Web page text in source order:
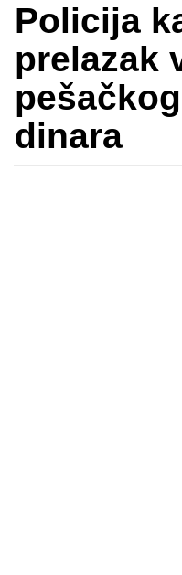
Policija
prelazak
dinara